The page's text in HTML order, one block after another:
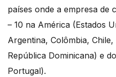
países onde a empresa de
– 10 na América (Estados
Argentina, Colômbia,
República Dominicana) e
Portugal).